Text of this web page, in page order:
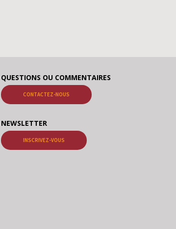
QUESTIONS OU COMMENTAIRES
CONTACTEZ-NOUS
NEWSLETTER
INSCRIVEZ-VOUS